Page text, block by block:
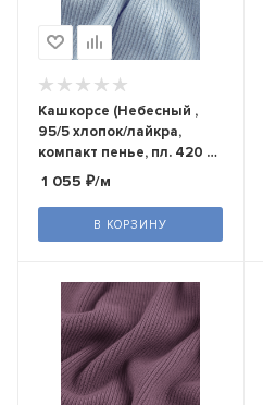
Кашкорсе (Небесный ,
95/5 хлопок/лайкра,
компакт пенье, пл. 420 г/
м2, шир.120 см)
1 055 ₽/м
В КОРЗИНУ